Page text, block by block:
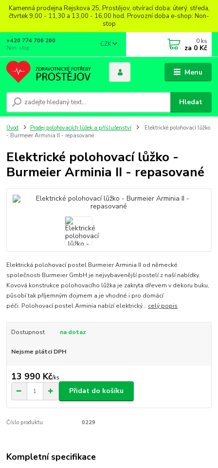
Kamenná prodejna Rejskova 25, Prostějov, otvírací doba: úterý, středa,
čtvrtek 9,00 - 11,30 a 13,00 - 16,00 hod. Provozní doba e-shop: Non-
stop
Menu
CZK
Hledat
+420 774 706 260
Non-stop
0 ks
za 0 Kč
Úvod Prodej polohovacích lůžek a příslušenství
Elektrické polohovací lůžko
- Burmeier Arminia II - repasované
Elektrické polohovací lůžko -
Burmeier Arminia II - repasované
Elektrická polohovací postel Burmeier Arminia II od německé
společnosti Burmeier GmbH je nejvybavenější postelí z naší nabídky.
Kovová konstrukce polohovacího lůžka je zakryta dřevem v dekoru buku,
působí tak příjemným dojmem a je vhodné i pro domácí
péči. Polohovací postel Arminia nabízí elektrický... celý popis
Dostupnost na dotaz
Nejsme plátci DPH
13 990 Kč/ks
Přidat do košíku
Číslo produktu: 0229
Kompletní specifikace